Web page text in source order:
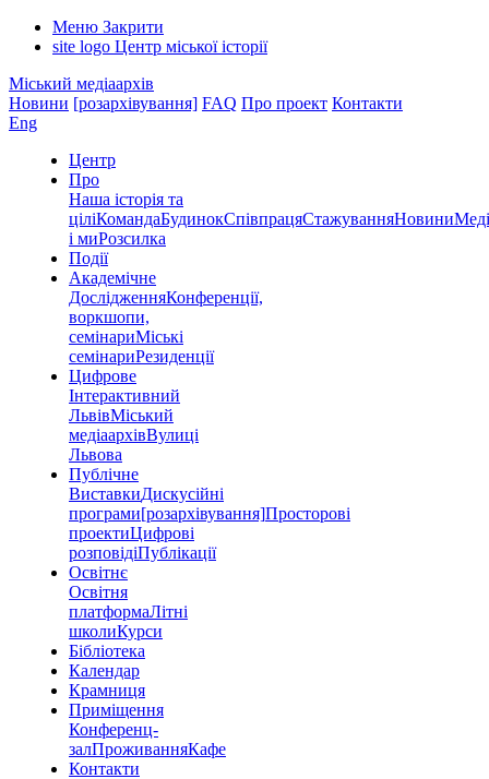
Меню Закрити
site logo Центр міської історії
Міський медіаархів
Новини [розархівування] FAQ Про проект Контакти
Eng
Центр
Про
Наша історія та
ціліКомандаБудинокСпівпрацяСтажуванняНовини
і миРозсилка
Події
Академічне
ДослідженняКонференції,
воркшопи,
семінариМіські
семінариРезиденції
Цифрове
Інтерактивний
ЛьвівМіський
медіаархівВулиці
Львова
Публічне
ВиставкиДискусійні
програми[розархівування]Просторові
проектиЦифрові
розповідіПублікації
Освітнє
Освітня
платформаЛітні
школиКурси
Бібліотека
Календар
Крамниця
Приміщення
Конференц-
залПроживанняКафе
Контакти